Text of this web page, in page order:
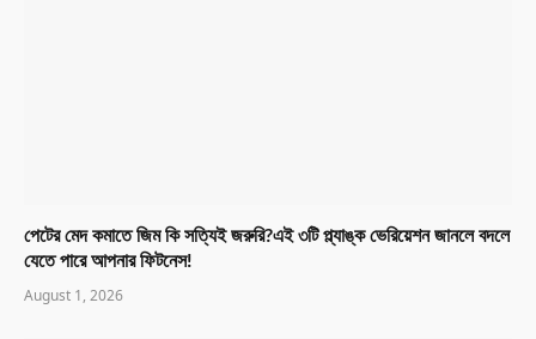
পেটের মেদ কমাতে জিম কি সত্যিই জরুরি?এই ৩টি প্ল্যাঙ্ক ভেরিয়েশন জানলে বদলে
যেতে পারে আপনার ফিটনেস!
August 1, 2026